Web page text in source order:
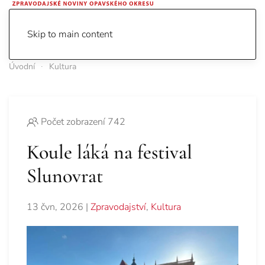
Skip to main content
Úvodní Kultura
Počet zobrazení 742
Koule láká na festival
Slunovrat
13 čvn, 2026 | Zpravodajství, Kultura